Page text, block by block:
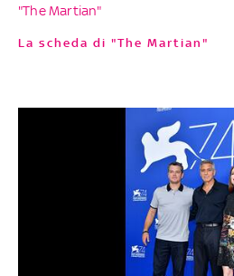
"The Martian"
La scheda di "The Martian"